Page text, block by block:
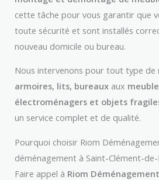
cette tâche pour vous garantir que
toute sécurité et sont installés
nouveau domicile ou bureau.
Nous intervenons pour tout type de
armoires, lits, bureaux aux
électroménagers et objets
un service complet et de qualité.
Pourquoi choisir Riom
déménagement à Saint-Clément-de-
Faire appel à Riom Déménagement